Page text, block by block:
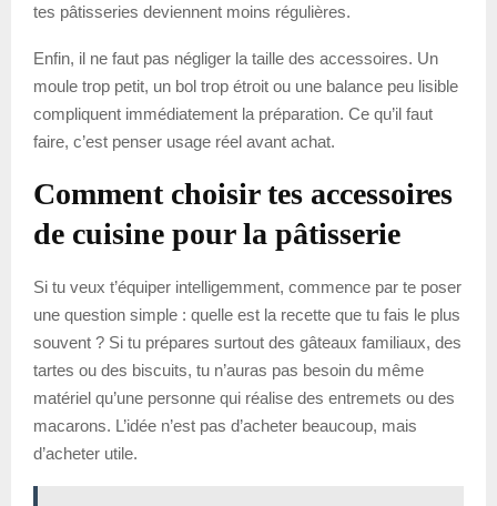
tes pâtisseries deviennent moins régulières.
Enfin, il ne faut pas négliger la taille des accessoires. Un
moule trop petit, un bol trop étroit ou une balance peu lisible
compliquent immédiatement la préparation. Ce qu’il faut
faire, c’est penser usage réel avant achat.
Comment choisir tes accessoires
de cuisine pour la pâtisserie
Si tu veux t’équiper intelligemment, commence par te poser
une question simple : quelle est la recette que tu fais le plus
souvent ? Si tu prépares surtout des gâteaux familiaux, des
tartes ou des biscuits, tu n’auras pas besoin du même
matériel qu’une personne qui réalise des entremets ou des
macarons. L’idée n’est pas d’acheter beaucoup, mais
d’acheter utile.